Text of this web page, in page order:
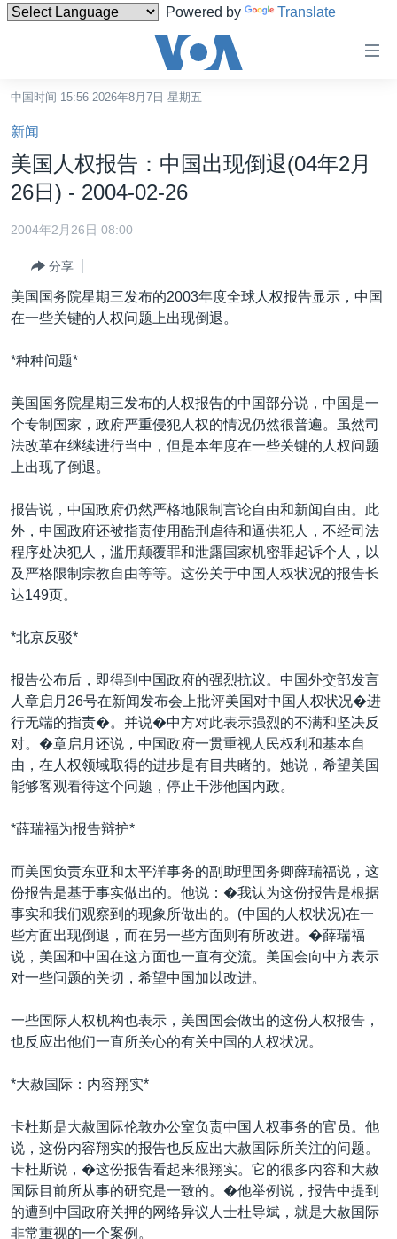
Powered by Translate
碍
链
接
跳
转
内
转
到
转
到
检
索
中国
国际
最新国际新闻
中东
欧洲
非洲
美洲
全球议题
分类新闻
人权·法律·宗教
科教·文娱·体健
军事
劳工
环境
热点专题
白宫要闻
国会报道
美中关系
美国建国250周年
埃博拉疫情
美国之音专访
重要讲话与声明
台海两岸关系
关注西藏
关注新疆
GEN Z 看美国
VOA视频
VOA今日焦点
中文广播
关注我们
其他语言网站
中国时间 15:56 2026年8月7日 星期五
新闻
美国人权报告：中国出现倒退(04年2月
26日) - 2004-02-26
2004年2月26日 08:00
分享
美国国务院星期三发布的2003年度全球人权报告显示，中国
在一些关键的人权问题上出现倒退。
*种种问题*
美国国务院星期三发布的人权报告的中国部分说，中国是一
个专制国家，政府严重侵犯人权的情况仍然很普遍。虽然司
法改革在继续进行当中，但是本年度在一些关键的人权问题
上出现了倒退。
报告说，中国政府仍然严格地限制言论自由和新闻自由。此
外，中国政府还被指责使用酷刑虐待和逼供犯人，不经司法
程序处决犯人，滥用颠覆罪和泄露国家机密罪起诉个人，以
及严格限制宗教自由等等。这份关于中国人权状况的报告长
达149页。
*北京反驳*
报告公布后，即得到中国政府的强烈抗议。中国外交部发言
人章启月26号在新闻发布会上批评美国对中国人权状况�进
行无端的指责�。并说�中方对此表示强烈的不满和坚决反
对。�章启月还说，中国政府一贯重视人民权利和基本自
由，在人权领域取得的进步是有目共睹的。她说，希望美国
能够客观看待这个问题，停止干涉他国内政。
*薛瑞福为报告辩护*
而美国负责东亚和太平洋事务的副助理国务卿薛瑞福说，这
份报告是基于事实做出的。他说：�我认为这份报告是根据
事实和我们观察到的现象所做出的。(中国的人权状况)在一
些方面出现倒退，而在另一些方面则有所改进。�薛瑞福
说，美国和中国在这方面也一直有交流。美国会向中方表示
对一些问题的关切，希望中国加以改进。
一些国际人权机构也表示，美国国会做出的这份人权报告，
也反应出他们一直所关心的有关中国的人权状况。
*大赦国际：内容翔实*
卡杜斯是大赦国际伦敦办公室负责中国人权事务的官员。他
说，这份内容翔实的报告也反应出大赦国际所关注的问题。
卡杜斯说，�这份报告看起来很翔实。它的很多内容和大赦
国际目前所从事的研究是一致的。�他举例说，报告中提到
的遭到中国政府关押的网络异议人士杜导斌，就是大赦国际
非常重视的一个案例。